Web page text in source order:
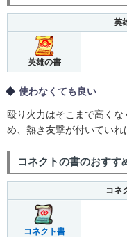
英
英雄の書
使わなくても良い
殴り火力はそこまで高く
め、熱き友撃が付いていれ
コネクトの書のおすす
コネ
コネクト書